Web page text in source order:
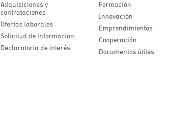
Adquisiciones y
contrataciones
Ofertas laborales
Solicitud de información
Declaratoria de interés
Formación
Innovación
Emprendimientos
Cooperación
Documentos útiles